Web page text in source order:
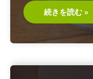
AI
ス
ピ
カ
続きを読む »